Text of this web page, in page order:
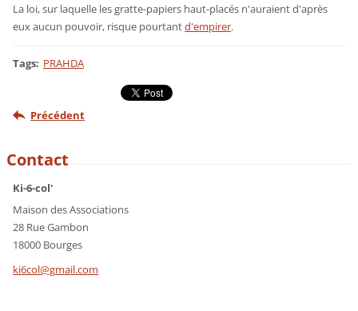
La loi, sur laquelle les gratte-papiers haut-placés n'auraient d'après
eux aucun pouvoir, risque pourtantd'empirer.
Tags: PRAHDA
Précédent
Contact
Ki-6-col'
Maison des Associations
28 Rue Gambon
18000 Bourges
ki6col@gmail.com